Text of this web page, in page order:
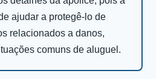
ajudar a protegê-lo de
relacionados a danos,
comuns de aluguel.